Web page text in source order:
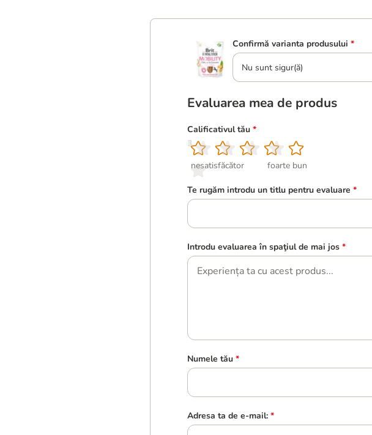
Confirmă varianta produsului *
Nu sunt sigur(ă)
Evaluarea mea de produs
Calificativul tău *
1
nesatisfăcător
2
3
4
5
foarte bun
Te rugăm introdu un titlu pentru evaluare *
Introdu evaluarea în spaţiul de mai jos *
Numele tău *
Adresa ta de e-mail: *